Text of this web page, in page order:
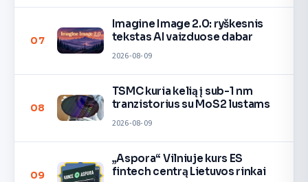
07
Imagine Image 2.0: ryškesnis
tekstas AI vaizduose dabar
2026-08-09
08
TSMC kuria kelią į sub-1 nm
tranzistorius su MoS2 lustams
2026-08-09
09
„Aspora“ Vilniuje kurs ES
fintech centrą Lietuvos rinkai